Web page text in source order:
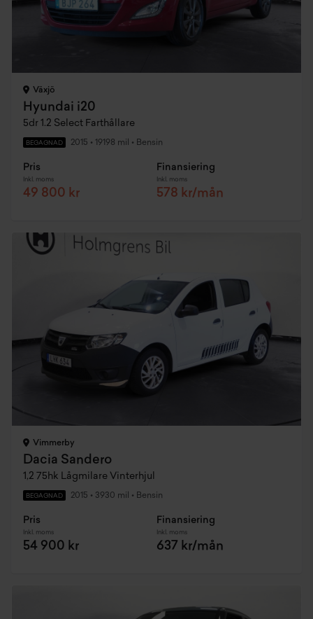
Växjö
Hyundai i20
5dr 1.2 Select Farthållare
BEGAGNAD 2015 • 19198 mil • Bensin
Pris
Inkl. moms
49 800 kr
Finansiering
Inkl. moms
578 kr/mån
Vimmerby
Dacia Sandero
1,2 75hk Lågmilare Vinterhjul
BEGAGNAD 2015 • 3930 mil • Bensin
Pris
Inkl. moms
54 900 kr
Finansiering
Inkl. moms
637 kr/mån